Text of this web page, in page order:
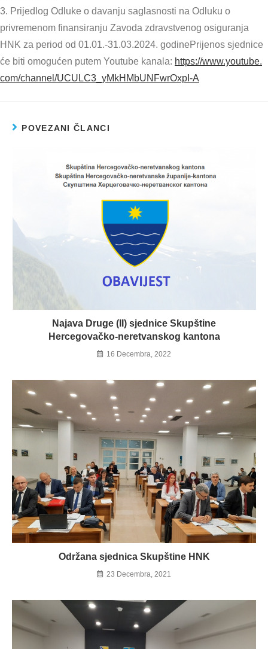
3. Prijedlog Odluke o davanju saglasnosti na Odluku o
privremenom finansiranju Zavoda zdravstvenog osiguranja
HNK za period od 01.01.-31.03.2024. godinePrijenos sjednice
će biti omogućen putem Youtube kanala: https://www.youtube.
com/channel/UCULC3_ yMkHMbUNFwrOxpI-A
POVEZANI ČLANCI
Najava Druge (II) sjednice Skupštine
Hercegovačko-neretvanskog kantona
16 Decembra, 2022
Održana sjednica Skupštine HNK
23 Decembra, 2021